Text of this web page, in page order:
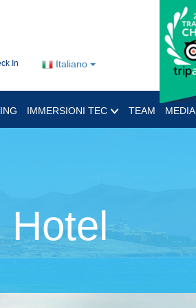
Italiano
In
IMMERSIONI TEC TEAM MEDIA
Hotel